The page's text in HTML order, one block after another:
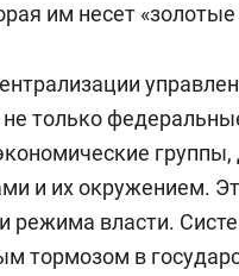
им несет
только
и их окружением.
режима власти.
тормозом в